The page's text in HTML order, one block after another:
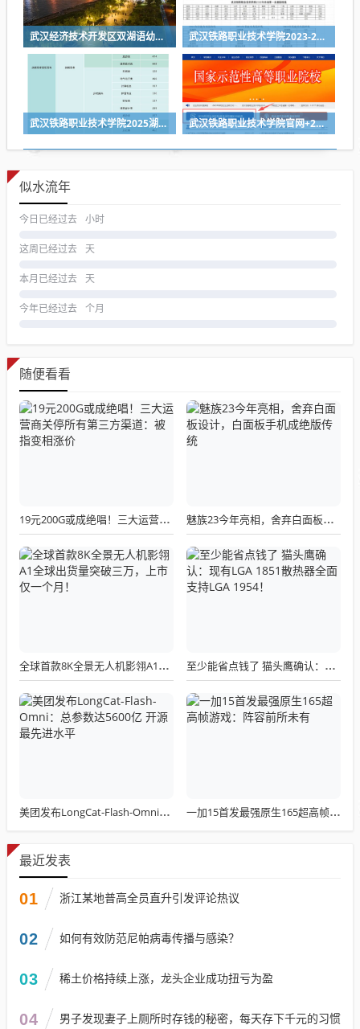
武汉经济技术开发区双湖语幼儿园2024年秋季招生简章 武汉铁路职业技术学院2023-2025各省第一志愿投档线
武汉铁路职业技术学院2025湖北省各专业组投档线 武汉铁路职业技术学院官网+2026招生录取结果查询入口
似水流年
今日已经过去 小时
这周已经过去 天
本月已经过去 天
今年已经过去 个月
随便看看
19元200G或成绝唱！三大运营商关停所有第三方渠道：被指变相涨价 魅族23今年亮相，舍弃白面板设计，白面板手机成绝版传统
全球首款8K全景无人机影翎A1全球出货量突破三万，上市仅一个月！ 至少能省点钱了 猫头鹰确认：现有LGA 1851散热器全面支持LGA 1954！
美团发布LongCat-Flash-Omni：总参数达5600亿 开源最先进水平 一加15首发最强原生165超高帧游戏：阵容前所未有
最近发表
01 浙江某地普高全员直升引发评论热议
02 如何有效防范尼帕病毒传播与感染？
03 稀土价格持续上涨，龙头企业成功扭亏为盈
04 男子发现妻子上厕所时存钱的秘密，每天存下千元的习惯